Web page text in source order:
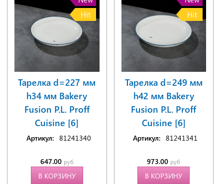
Hit
Тарелка d=227 мм
h34 мм Bakery
Fusion P.L. Proff
Cuisine [6]
Артикул: 81241340
647.00 руб
В КОРЗИНУ
Hit
Тарелка d=249 мм
h42 мм Bakery
Fusion P.L. Proff
Cuisine [6]
Артикул: 81241341
973.00 руб
В КОРЗИНУ